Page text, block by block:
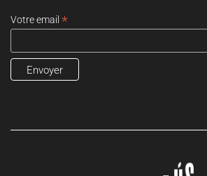
Votre email *